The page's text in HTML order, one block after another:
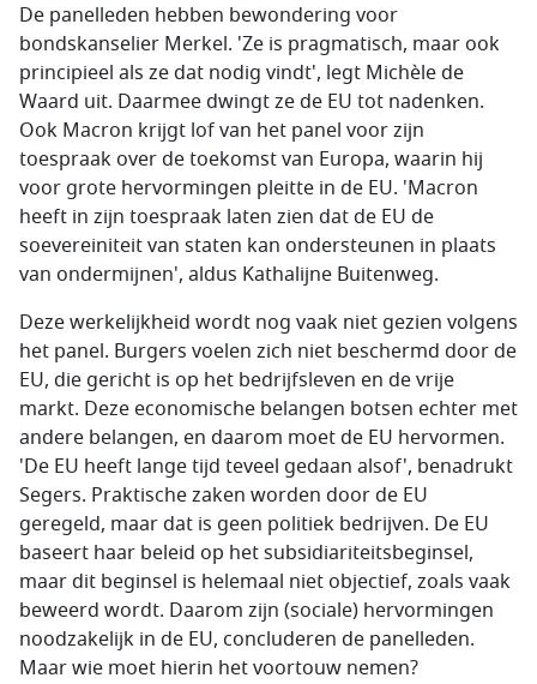
De panelleden hebben bewondering voor
bondskanselier Merkel. 'Ze is pragmatisch, maar ook
principieel als ze dat nodig vindt', legt Michèle de
Waard uit. Daarmee dwingt ze de EU tot nadenken.
Ook Macron krijgt lof van het panel voor zijn
toespraak over de toekomst van Europa, waarin hij
voor grote hervormingen pleitte in de EU. 'Macron
heeft in zijn toespraak laten zien dat de EU de
soevereiniteit van staten kan ondersteunen in plaats
van ondermijnen', aldus Kathalijne Buitenweg.
Deze werkelijkheid wordt nog vaak niet gezien volgens
het panel. Burgers voelen zich niet beschermd door de
EU, die gericht is op het bedrijfsleven en de vrije
markt. Deze economische belangen botsen echter met
andere belangen, en daarom moet de EU hervormen.
'De EU heeft lange tijd teveel gedaan alsof', benadrukt
Segers. Praktische zaken worden door de EU
geregeld, maar dat is geen politiek bedrijven. De EU
baseert haar beleid op het subsidiariteitsbeginsel,
maar dit beginsel is helemaal niet objectief, zoals vaak
beweerd wordt. Daarom zijn (sociale) hervormingen
noodzakelijk in de EU, concluderen de panelleden.
Maar wie moet hierin het voortouw nemen?